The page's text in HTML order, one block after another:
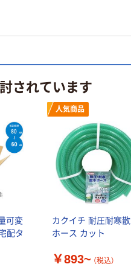
されています
可変
配タ
人気商品
カクイチ 耐圧耐寒
ホース カット
￥893~ （税込）